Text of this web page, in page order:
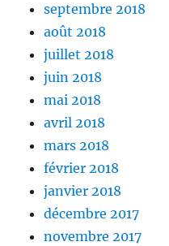
septembre 2018
août 2018
juillet 2018
juin 2018
mai 2018
avril 2018
mars 2018
février 2018
janvier 2018
décembre 2017
novembre 2017